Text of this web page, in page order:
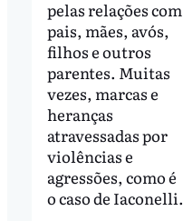
pelas relações com
pais, mães, avós,
filhos e outros
parentes. Muitas
vezes, marcas e
heranças
atravessadas por
violências e
agressões, como é
o caso de Iaconelli.